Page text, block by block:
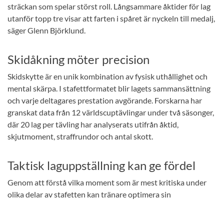
sträckan som spelar störst roll. Långsammare åktider för lag
utanför topp tre visar att farten i spåret är nyckeln till medalj,
säger Glenn Björklund.
Skidåkning möter precision
Skidskytte är en unik kombination av fysisk uthållighet och
mental skärpa. I stafettformatet blir lagets sammansättning
och varje deltagares prestation avgörande. Forskarna har
granskat data från 12 världscuptävlingar under två säsonger,
där 20 lag per tävling har analyserats utifrån åktid,
skjutmoment, straffrundor och antal skott.
Taktisk laguppställning kan ge fördel
Genom att förstå vilka moment som är mest kritiska under
olika delar av stafetten kan tränare optimera sin